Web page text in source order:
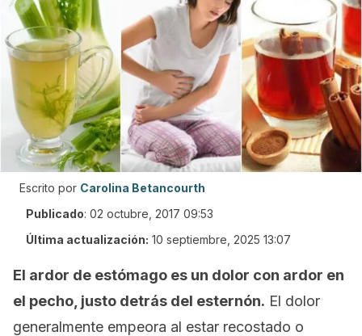
Escrito por Carolina Betancourth
Publicado: 02 octubre, 2017 09:53
Última actualización: 10 septiembre, 2025 13:07
El ardor de estómago es un dolor con ardor en
el pecho, justo detrás del esternón. El dolor
generalmente empeora al estar recostado o